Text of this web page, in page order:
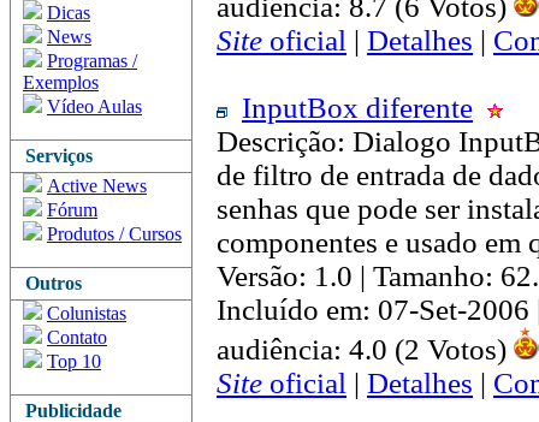
Dicas
News
Programas /
Exemplos
Vídeo Aulas
Serviços
Active News
Fórum
Produtos / Cursos
Outros
Colunistas
Contato
Top 10
Publicidade
audiência: 8.7 (6 Votos)
Site oficial | Detalhes |
InputBox diferente
Descrição: Dialogo
de filtro de entrada de
senhas que pode ser
componentes e usado em
Versão: 1.0 | Tamanho:
Incluído em: 07-Set-
audiência: 4.0 (2 Votos)
Site oficial | Detalhes |